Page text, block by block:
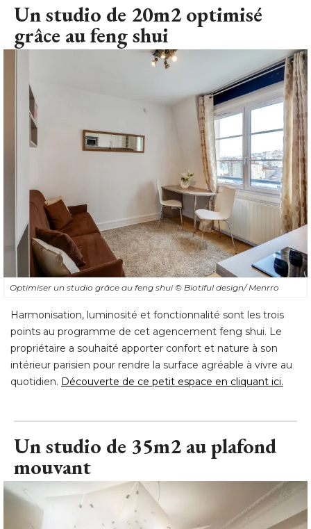
Un studio de 20m2 optimisé
grâce au feng shui
Optimiser un studio grâce au feng shui © Biotiful design/ Menrro
Harmonisation, luminosité et fonctionnalité sont les trois
points au programme de cet agencement feng shui. Le
propriétaire a souhaité apporter confort et nature à son
intérieur parisien pour rendre la surface agréable à vivre au
quotidien. Découverte de ce petit espace en cliquant ici.
Un studio de 35m2 au plafond
mouvant